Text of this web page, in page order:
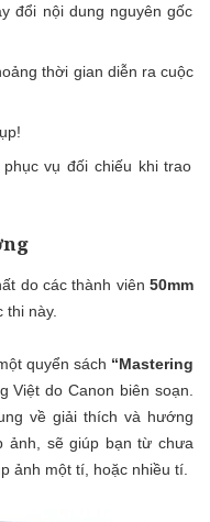
đổi nội dung nguyên gốc
thời gian diễn ra cuộc
vụ đối chiếu khi trao
do các thành viên50mm
thi này.
quyển sách “Mastering
Việt do Canon biên soạn.
về giải thích và hướng
ảnh, sẽ giúp bạn từ chưa
ảnh một tí, hoặc nhiều tí.